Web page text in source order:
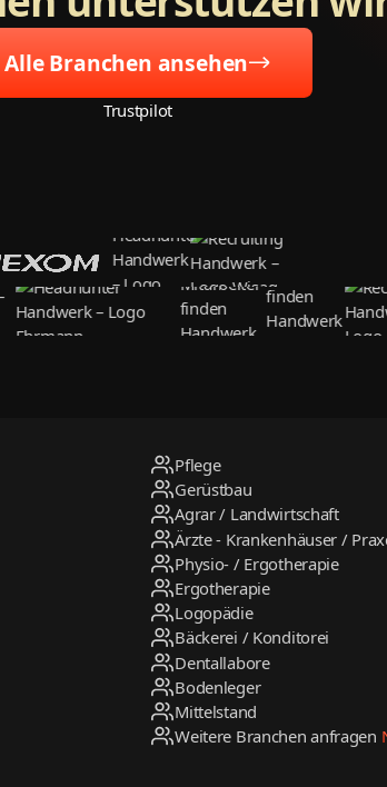
Alle Branchen ansehen
Trustpilot
Pflege
Gerüstbau
Agrar / Landwirtschaft
Ärzte - Krankenhäuser /
Physio- / Ergotherapie
Ergotherapie
Logopädie
Bäckerei / Konditorei
Dentallabore
Bodenleger
Mittelstand
Weitere Branchen anfragen